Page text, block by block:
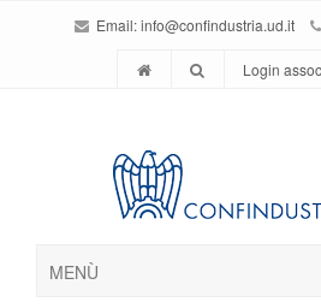
Email:info@confindustria.ud.it
Login
MENÙ